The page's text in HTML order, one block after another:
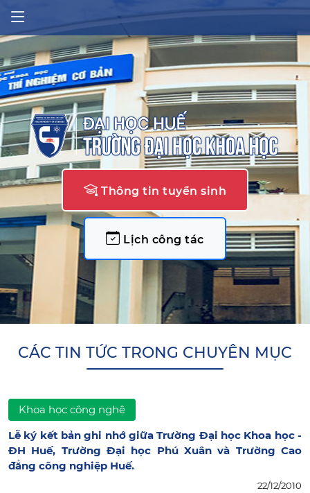
Thông tin tuyển sinh
Lịch công tác
CÁC TIN TỨC TRONG CHUYÊN MỤC
Khoa học công nghệ
Lễ ký kết bản ghi nhớ giữa Trường Đại học Khoa học -
ĐH Huế, Trường Đại học Phú Xuân và Trường Cao
đẳng công nghiệp Huế.
22/12/2010